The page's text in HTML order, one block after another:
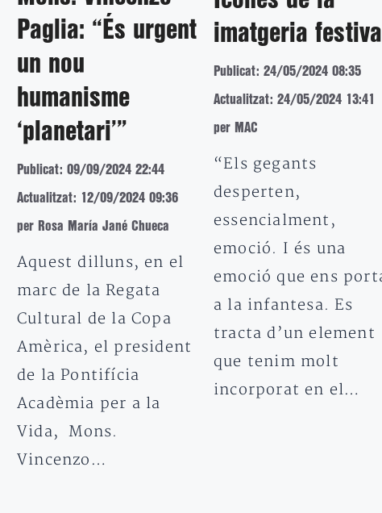
Paglia: “És urgent
un nou
humanisme
‘planetari’”
Publicat: 09/09/2024 22:44
Actualitzat: 12/09/2024 09:36
per Rosa María Jané Chueca
Aquest dilluns, en el
marc de la Regata
Cultural de la Copa
Amèrica, el president
de la Pontifícia
Acadèmia per a la
Vida, Mons.
Vincenzo…
imatgeria festiva
Publicat: 24/05/2024 08:35
Actualitzat: 24/05/2024 13:41
per MAC
“Els gegants
desperten,
essencialment,
emoció. I és una
emoció que ens
a la infantesa. Es
tracta d’un element
que tenim molt
incorporat en el…